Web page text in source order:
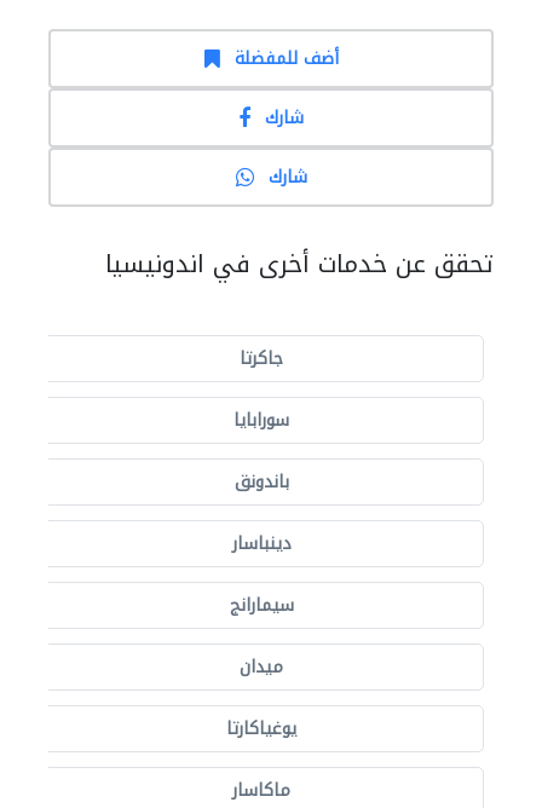
أضف للمفضلة
شارك
شارك
تحقق عن خدمات أخرى في اندونيسيا
جاكرتا
سورابايا
باندونق
دينباسار
سيمارانج
ميدان
يوغياكارتا
ماكاسار